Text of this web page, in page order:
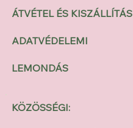
ÁTVÉTEL ÉS KISZÁLLÍTÁS
ADATVÉDELEMI
LEMONDÁS
KÖZÖSSÉGI: